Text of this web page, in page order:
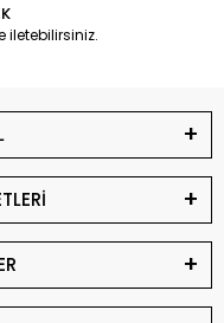
iletebilirsiniz.